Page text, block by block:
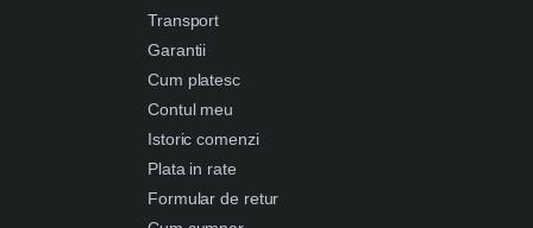
Transport
Garantii
Cum platesc
Contul meu
Istoric comenzi
Plata in rate
Formular de retur